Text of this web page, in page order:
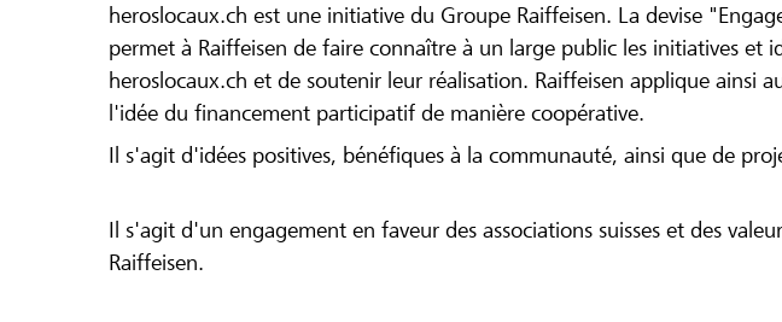
heroslocaux.ch est une initiative du Groupe Raiffeisen. La devise
permet à Raiffeisen de faire connaître à un large public les initiatives et
heroslocaux.ch et de soutenir leur réalisation. Raiffeisen applique ainsi
l'idée du financement participatif de manière coopérative.
Il s'agit d'idées positives, bénéfiques à la communauté, ainsi que de
Il s'agit d'un engagement en faveur des associations suisses et des
Raiffeisen.